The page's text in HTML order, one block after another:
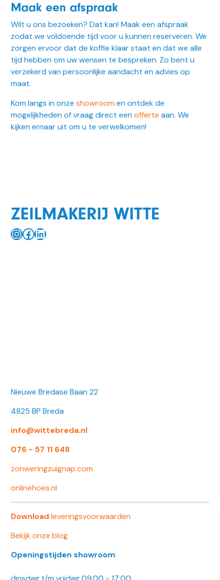
Maak een afspraak
Wilt u ons bezoeken? Dat kan! Maak een afspraak
zodat we voldoende tijd voor u kunnen reserveren. We
zorgen ervoor dat de koffie klaar staat en dat we alle
tijd hebben om uw wensen te bespreken. Zo bent u
verzekerd van persoonlijke aandacht en advies op
maat.
Kom langs in onzeshowroom en ontdek de
mogelijkheden of vraag direct eenofferte aan. We
kijken ernaar uit om u te verwelkomen!
ZEILMAKERIJ WITTE
InstagramFacebook LinkedIn
Nieuwe Bredase Baan 22
4825 BP Breda
info@wittebreda.nl
076 - 57 11 648
zonweringzuignap.com
onlinehoes.nl
Downloadleveringsvoorwaarden
Bekijk onze blog
Openingstijden showroom